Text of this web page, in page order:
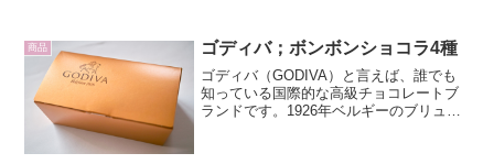
かりませんが、ひとまず Part１のエムア
イ...
商品 ゴディバ；ボンボンショコラ4種
ゴディバ（GODIVA）と言えば、誰でも
知っている国際的な高級チョコレートブ
ランドです。1926年ベルギーのブリュッ